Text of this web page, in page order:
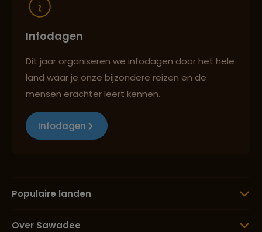
Infodagen
Dit jaar organiseren we infodagen door het hele
land waar je onze bijzondere reizen en de
mensen erachter leert kennen.
Infodagen
Populaire landen
Over Sawadee